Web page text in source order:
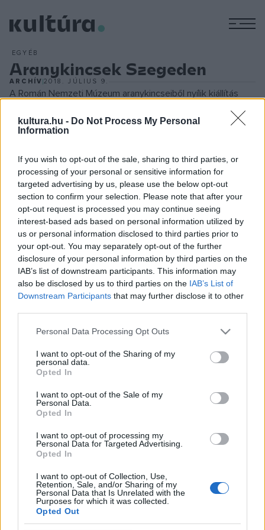
kultura.hu - Do Not Process My Personal
Information
If you wish to opt-out of the sale, sharing to third parties, or
processing of your personal or sensitive information for
targeted advertising by us, please use the below opt-out
section to confirm your selection. Please note that after your
opt-out request is processed you may continue seeing
interest-based ads based on personal information utilized by
us or personal information disclosed to third parties prior to
your opt-out. You may separately opt-out of the further
disclosure of your personal information by third parties on the
IAB’s list of downstream participants. This information may
also be disclosed by us to third parties on the IAB’s List of
Downstream Participants that may further disclose it to other
Please note that this website/app uses one or more Google
not limited to your visit or usage behaviour. You may click to
grant or deny consent to Google and its third-party tags to
use your data for below specified purposes in below Google
consent section.
Personal Data Processing Opt Outs
I want to opt-out of the Sharing of my
personal data.
Opted In
I want to opt-out of the Sale of my
Personal Data.
Opted In
I want to opt-out of processing my
Personal Data for Targeted Advertising.
Opted In
I want to opt-out of Collection, Use,
Retention, Sale, and/or Sharing of my
Personal Data that Is Unrelated with the
Purposes for which it was collected.
Opted Out
EGYÉB
Aranykincsek Szegeden
ARCHÍV2018. JÚLIUS 9.
A Román Nemzeti Múzeum aranykincseiből nyílik kiállítás
Szegeden, a szinte felbecsülhetetlen értékű kollekció július
8-án délután érkezett meg a Tisza-parti városba. Az
Ősi
Romániában a 19?20. században előkerült legértékesebb,
legszebb arany- és ezüsttárgyakat mutatják be. A kollekció
sok ezer évet ölel át: az őskortól a középkorig
találkozhatnak gyönyörű ötvösremekekkel a látogatók. A
műtárgyak között szerepelnek fegyverek, pajzsok és
sisakok, valamint különböző ékszerek és használati tárgyak
is. A kiállítás várhatóan július 18-tól látható Szegeden.